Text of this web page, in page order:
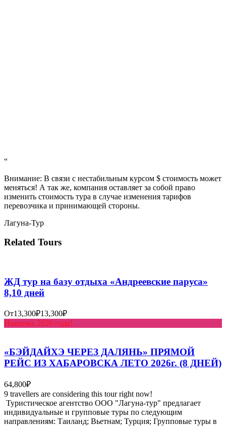
“
Внимание: В связи с нестабильным курсом $ стоимость может
меняться! А так же, компания оставляет за собой право
изменить стоимость тура в случае изменения тарифов
перевозчика и принимающей стороны.
Лагуна-Тур
Related Tours
ЖД тур на базу отдыха «Андреевские паруса»
8,10 дней
От13,300₽13,300₽
Новинка 2026 года!
«БЭЙДАЙХЭ ЧЕРЕЗ ДАЛЯНЬ» ПРЯМОЙ
РЕЙС ИЗ ХАБАРОВСКА ЛЕТО 2026г. (8 ДНЕЙ)
64,800₽
9 travellers are considering this tour right now!
Туристическое агентство ООО "Лагуна-тур" предлагает
индивидуальные и групповые туры по следующим
направлениям: Таиланд; Вьетнам; Турция; Групповые туры в